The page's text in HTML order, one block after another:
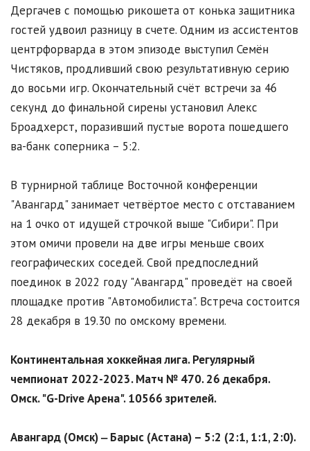
Дергачев с помощью рикошета от конька защитника
гостей удвоил разницу в счете. Одним из ассистентов
центрфорварда в этом эпизоде выступил Семён
Чистяков, продливший свою результативную серию
до восьми игр. Окончательный счёт встречи за 46
секунд до финальной сирены установил Алекс
Броадхерст, поразивший пустые ворота пошедшего
ва-банк соперника – 5:2.
В турнирной таблице Восточной конференции
"Авангард" занимает четвёртое место с отставанием
на 1 очко от идущей строчкой выше "Сибири". При
этом омичи провели на две игры меньше своих
географических соседей. Свой предпоследний
поединок в 2022 году "Авангард" проведёт на своей
площадке против "Автомобилиста". Встреча состоится
28 декабря в 19.30 по омскому времени.
Континентальная хоккейная лига. Регулярный
чемпионат 2022-2023. Матч № 470. 26 декабря.
Омск. "G-Drive Арена". 10566 зрителей.
Авангард (Омск) ‒ Барыс (Астана) – 5:2 (2:1, 1:1, 2:0).